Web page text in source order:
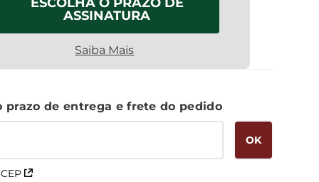
Saiba Mais
ASSINATURA